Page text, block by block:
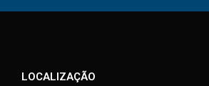
LOCALIZAÇÃO